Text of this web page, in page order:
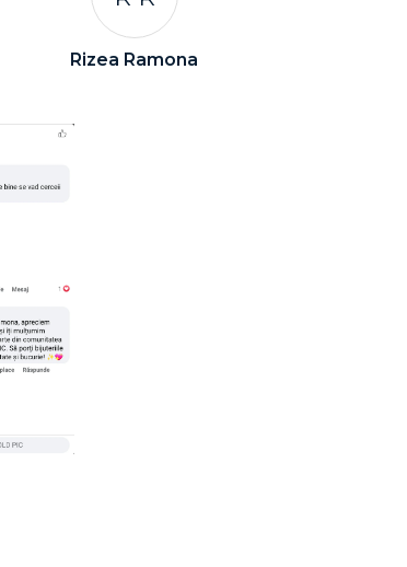
Corina Cori
Recomand cu drag,persoane deosebite si lucruri bune